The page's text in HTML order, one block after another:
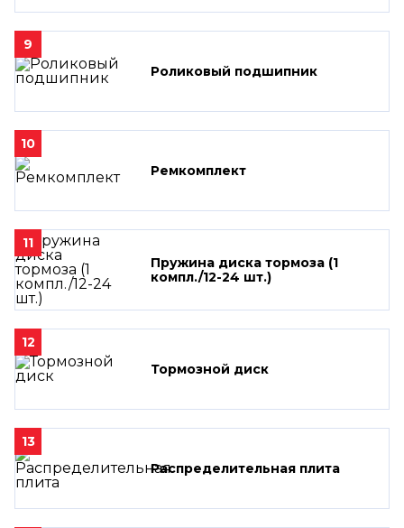
9
Роликовый подшипник
10
Ремкомплект
11
Пружина диска тормоза (1
компл./12-24 шт.)
12
Тормозной диск
13
Распределительная плита